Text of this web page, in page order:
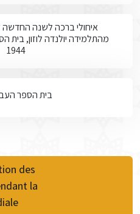
איחולי ברכה לשנה החדשה
מהתלמידה יולנדה לוזון, בית
1944
בית הספר העברי
des
la